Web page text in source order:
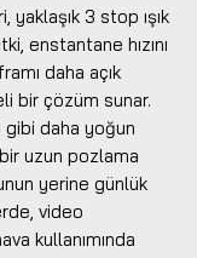
3 stop ışık
enstantane hızını
daha açık
bir çözüm sunar.
daha yoğun
uzun pozlama
yerine günlük
video
kullanımında